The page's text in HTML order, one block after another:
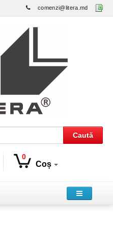
comenzi@litera.md
Caută
0
Coș